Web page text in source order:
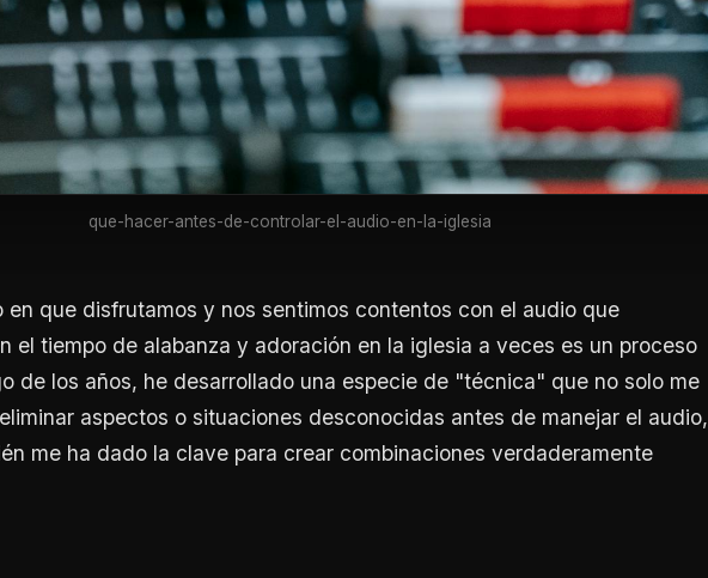
que-hacer-antes-de-controlar-el-audio-en-la-iglesia
en que disfrutamos y nos sentimos contentos con el audio que
el tiempo de alabanza y adoración en la iglesia a veces es un proceso
de los años, he desarrollado una especie de "técnica" que no solo me
aspectos o situaciones desconocidas antes de manejar el audio,
me ha dado la clave para crear combinaciones verdaderamente